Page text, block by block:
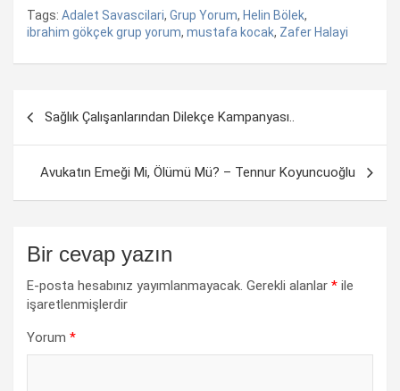
Tags: Adalet Savascilari, Grup Yorum, Helin Bölek,
ibrahim gökçek grup yorum, mustafa kocak, Zafer Halayi
dolaşımı
Sağlık Çalışanlarından Dilekçe Kampanyası..
Avukatın Emeği Mi, Ölümü Mü? – Tennur Koyuncuoğlu
Bir cevap yazın
E-posta hesabınız yayımlanmayacak. Gerekli alanlar * ile
işaretlenmişlerdir
Yorum *